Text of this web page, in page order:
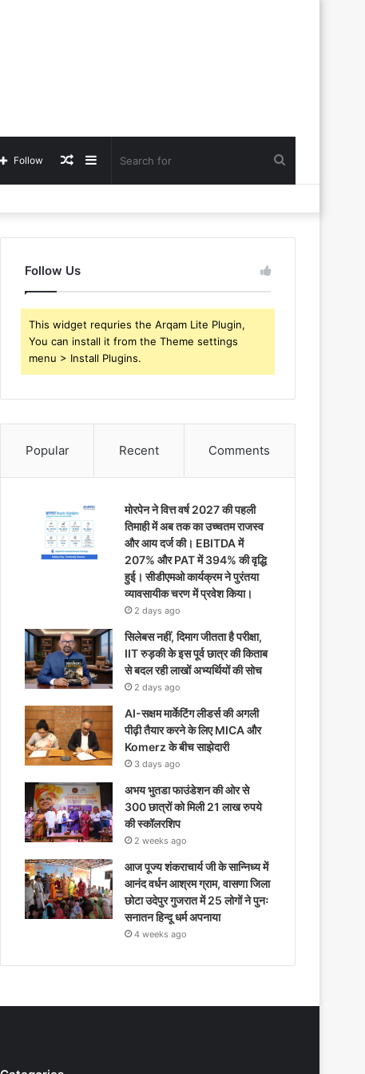
Sidebar
Random
Follow
Follow Us
This widget requries the Arqam Lite Plugin,
You can install it from the Theme settings
menu > Install Plugins.
Popular Recent Comments
मोरपेन ने वित्त वर्ष 2027 की पहली
तिमाही में अब तक का उच्चतम राजस्व
और आय दर्ज की। EBITDA में
207% और PAT में 394% की वृद्धि
हुई। सीडीएमओ कार्यक्रम ने पुरंतया
व्यावसायीक चरण में प्रवेश किया।
2 days ago
सिलेबस नहीं, दिमाग जीतता है परीक्षा,
IIT रुड़की के इस पूर्व छात्र की किताब
से बदल रही लाखों अभ्यर्थियों की सोच
2 days ago
AI-सक्षम मार्केटिंग लीडर्स की अगली
पीढ़ी तैयार करने के लिए MICA और
Komerz के बीच साझेदारी
3 days ago
अभय भुतडा फाउंडेशन की ओर से
300 छात्रों को मिली 21 लाख रुपये
की स्कॉलरशिप
2 weeks ago
आज पूज्य शंकराचार्य जी के सान्निध्य में
आनंद वर्धन आश्रम ग्राम, वासणा जिला
छोटा उदेपुर गुजरात में 25 लोगों ने पुनः
सनातन हिन्दू धर्म अपनाया
4 weeks ago